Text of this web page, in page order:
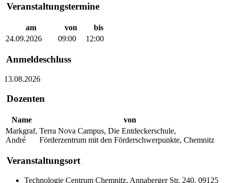
Veranstaltungstermine
am von
bis
24.09.2026
09:00 12:00
Anmeldeschluss
13.08.2026
Dozenten
Name
von
Markgraf,
André
Terra Nova Campus, Die Entdeckerschule,
Förderzentrum mit den Förderschwerpunkte, Chemnitz
Veranstaltungsort
Technologie Centrum Chemnitz, Annaberger Str. 240, 09125